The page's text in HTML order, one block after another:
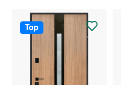
Top